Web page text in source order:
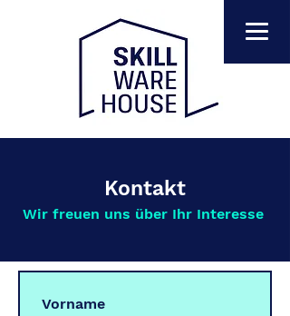
Kontakt
Wir freuen uns über Ihr Interesse
Vorname